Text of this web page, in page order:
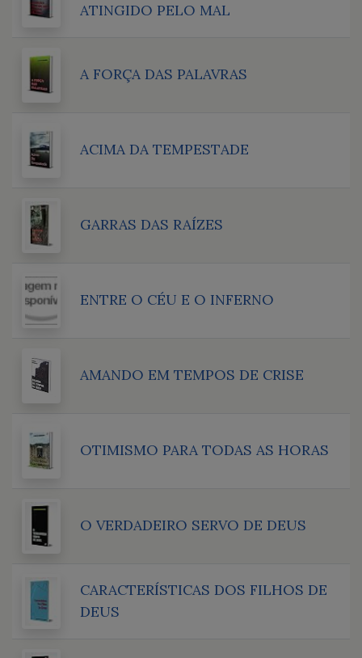
ATINGIDO PELO MAL
A FORÇA DAS PALAVRAS
ACIMA DA TEMPESTADE
GARRAS DAS RAÍZES
ENTRE O CÉU E O INFERNO
AMANDO EM TEMPOS DE CRISE
OTIMISMO PARA TODAS AS HORAS
O VERDADEIRO SERVO DE DEUS
CARACTERÍSTICAS DOS FILHOS DE
DEUS